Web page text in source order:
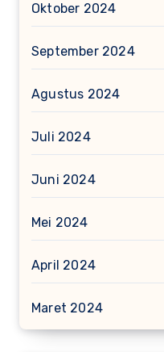
Oktober 2024
September 2024
Agustus 2024
Juli 2024
Juni 2024
Mei 2024
April 2024
Maret 2024